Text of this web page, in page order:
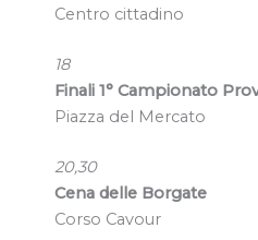
Centro cittadino
18
Finali 1° Campionato
Piazza del Mercato
20,30
Cena delle Borgate
Corso Cavour